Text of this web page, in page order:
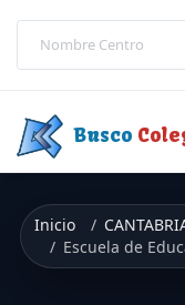
Busco
Inicio
Escuela de